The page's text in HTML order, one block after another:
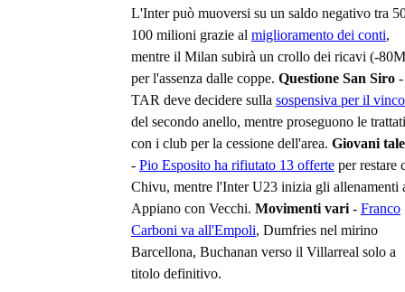
L'Inter può muoversi su un saldo negativo tra
100 milioni grazie al miglioramento dei conti,
mentre il Milan subirà un crollo dei ricavi (-
per l'assenza dalle coppe. Questione San Siro
TAR deve decidere sulla sospensiva per il
del secondo anello, mentre proseguono le
con i club per la cessione dell'area. Giovani
- Pio Esposito ha rifiutato 13 offerte per restare
Chivu, mentre l'Inter U23 inizia gli allenamenti
Appiano con Vecchi. Movimenti vari - Franco
Carboni va all'Empoli, Dumfries nel mirino
Barcellona, Buchanan verso il Villarreal solo a
titolo definitivo.